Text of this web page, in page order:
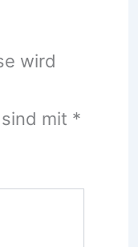
wird
mit *